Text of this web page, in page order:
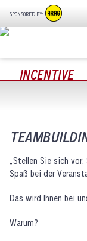
SPONSORED BY:
INCENTIVE
„Stellen Sie sich
Spaß bei der
Das wird Ihnen bei
Warum?